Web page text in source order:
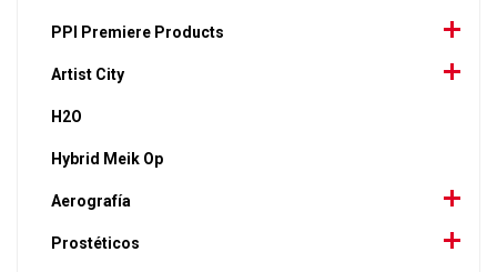
PPI Premiere Products
Artist City
H2O
Hybrid Meik Op
Aerografía
Prostéticos